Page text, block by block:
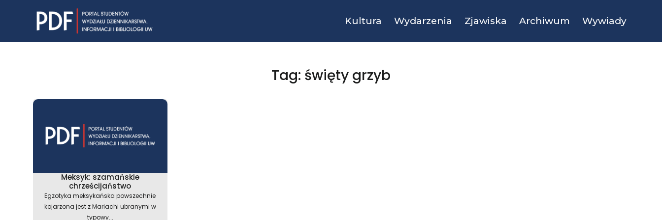
Kultura Wydarzenia Zjawiska Archiwum Wywiady
Tag: święty grzyb
Meksyk: szamańskie
chrześcijaństwo
Egzotyka meksykańska powszechnie
kojarzona jest z Mariachi ubranymi w
typowy...